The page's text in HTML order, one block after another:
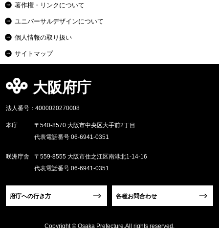
著作権・リンクについて
ユニバーサルデザインについて
個人情報の取り扱い
サイトマップ
大阪府庁
法人番号：4000020270008
本庁
〒540-8570 大阪市中央区大手前2丁目
代表電話番号 06-6941-0351
咲洲庁舎
〒559-8555 大阪市住之江区南港北1-14-16
代表電話番号 06-6941-0351
府庁への行き方 各種お問合わせ
Copyright © Osaka Prefecture,All rights reserved.